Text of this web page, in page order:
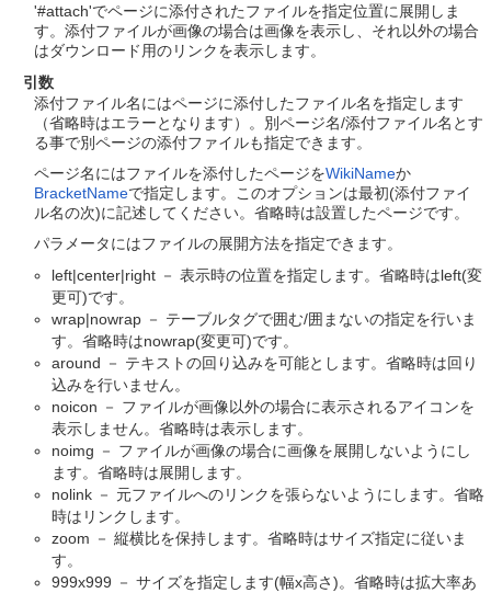
'#attach'でページに添付されたファイルを指定位置に展開しま
す。添付ファイルが画像の場合は画像を表示し、それ以外の場合
はダウンロード用のリンクを表示します。
引数
添付ファイル名にはページに添付したファイル名を指定します
（省略時はエラーとなります）。別ページ名/添付ファイル名とす
る事で別ページの添付ファイルも指定できます。
ページ名にはファイルを添付したページをWikiNameか
BracketNameで指定します。このオプションは最初(添付ファイ
ル名の次)に記述してください。省略時は設置したページです。
パラメータにはファイルの展開方法を指定できます。
left|center|right － 表示時の位置を指定します。省略時はleft(変
更可)です。
wrap|nowrap － テーブルタグで囲む/囲まないの指定を行いま
す。省略時はnowrap(変更可)です。
around － テキストの回り込みを可能とします。省略時は回り
込みを行いません。
noicon － ファイルが画像以外の場合に表示されるアイコンを
表示しません。省略時は表示します。
noimg － ファイルが画像の場合に画像を展開しないようにし
ます。省略時は展開します。
nolink － 元ファイルへのリンクを張らないようにします。省略
時はリンクします。
zoom － 縦横比を保持します。省略時はサイズ指定に従いま
す。
999x999 － サイズを指定します(幅x高さ)。省略時は拡大率あ